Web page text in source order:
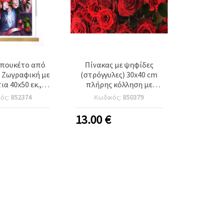
από
Ζωγραφική με
40x50 εκ.,
Διαμαντάκια,
Κάλυψη με
– Ιδανικό
Λουλουδιών
852374
Πίνακας με ψηφίδες
(στρόγγυλες) 30x40 cm
πλήρης κόλληση με
τελάρο - Κόκκινα
τριαντάφυλλα YSG4313
Κωδικός: 850379
13.00€